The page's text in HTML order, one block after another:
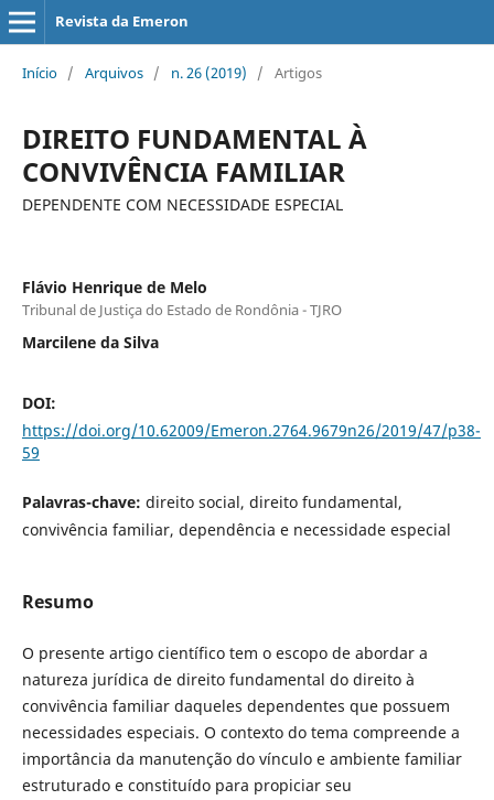
Revista da Emeron
Início / Arquivos / n. 26 (2019) / Artigos
DIREITO FUNDAMENTAL À
CONVIVÊNCIA FAMILIAR
DEPENDENTE COM NECESSIDADE ESPECIAL
Flávio Henrique de Melo
Tribunal de Justiça do Estado de Rondônia - TJRO
Marcilene da Silva
DOI:
https://doi.org/10.62009/Emeron.2764.9679n26/2019/47/p38-
59
Palavras-chave: direito social, direito fundamental,
convivência familiar, dependência e necessidade especial
Resumo
O presente artigo científico tem o escopo de abordar a
natureza jurídica de direito fundamental do direito à
convivência familiar daqueles dependentes que possuem
necessidades especiais. O contexto do tema compreende a
importância da manutenção do vínculo e ambiente familiar
estruturado e constituído para propiciar seu